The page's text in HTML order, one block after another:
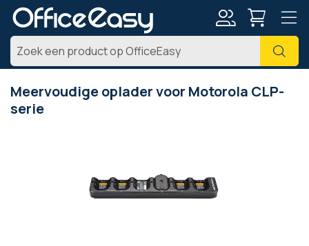
Zoek
Meervoudige oplader voor Motorola CLP-
serie